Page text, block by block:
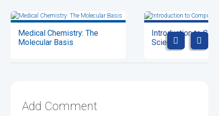
Medical Chemistry: The
Molecular Basis
Introduction to
Science
Add Comment